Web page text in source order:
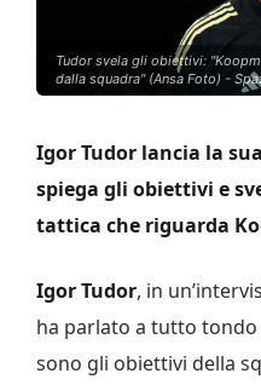
Tudor svela gli obiettivi:
dalla squadra" (Ansa Foto) -
Igor Tudor lancia la
spiega gli obiettivi e
tattica che riguarda
Igor Tudor, in
ha parlato a tutto
sono gli obiettivi della